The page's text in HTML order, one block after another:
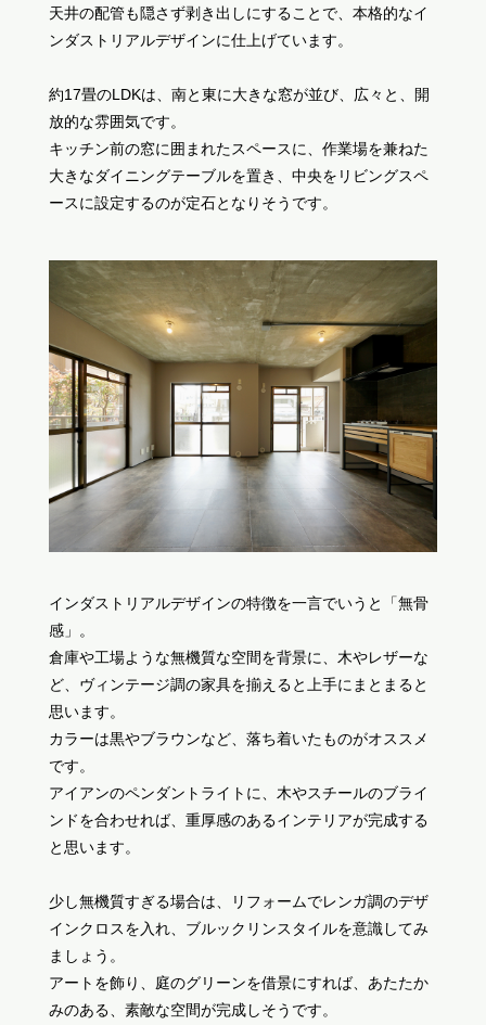
天井の配管も隠さず剥き出しにすることで、本格的なイ
ンダストリアルデザインに仕上げています。
約17畳のLDKは、南と東に大きな窓が並び、広々と、開
放的な雰囲気です。
キッチン前の窓に囲まれたスペースに、作業場を兼ねた
大きなダイニングテーブルを置き、中央をリビングスペ
ースに設定するのが定石となりそうです。
インダストリアルデザインの特徴を一言でいうと「無骨
感」。
倉庫や工場ような無機質な空間を背景に、木やレザーな
ど、ヴィンテージ調の家具を揃えると上手にまとまると
思います。
カラーは黒やブラウンなど、落ち着いたものがオススメ
です。
アイアンのペンダントライトに、木やスチールのブライ
ンドを合わせれば、重厚感のあるインテリアが完成する
と思います。
少し無機質すぎる場合は、リフォームでレンガ調のデザ
インクロスを入れ、ブルックリンスタイルを意識してみ
ましょう。
アートを飾り、庭のグリーンを借景にすれば、あたたか
みのある、素敵な空間が完成しそうです。